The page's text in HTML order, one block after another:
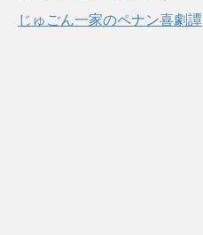
じゅごん一家のペナン喜劇譚